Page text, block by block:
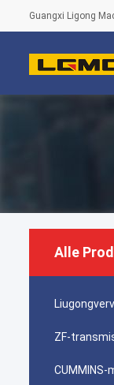
Guangxi Ligong
Alle
ZF-